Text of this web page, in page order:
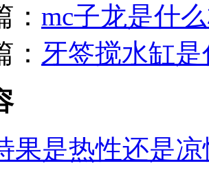
： mc子龙是什
牙签搅水缸
果是热性还是凉